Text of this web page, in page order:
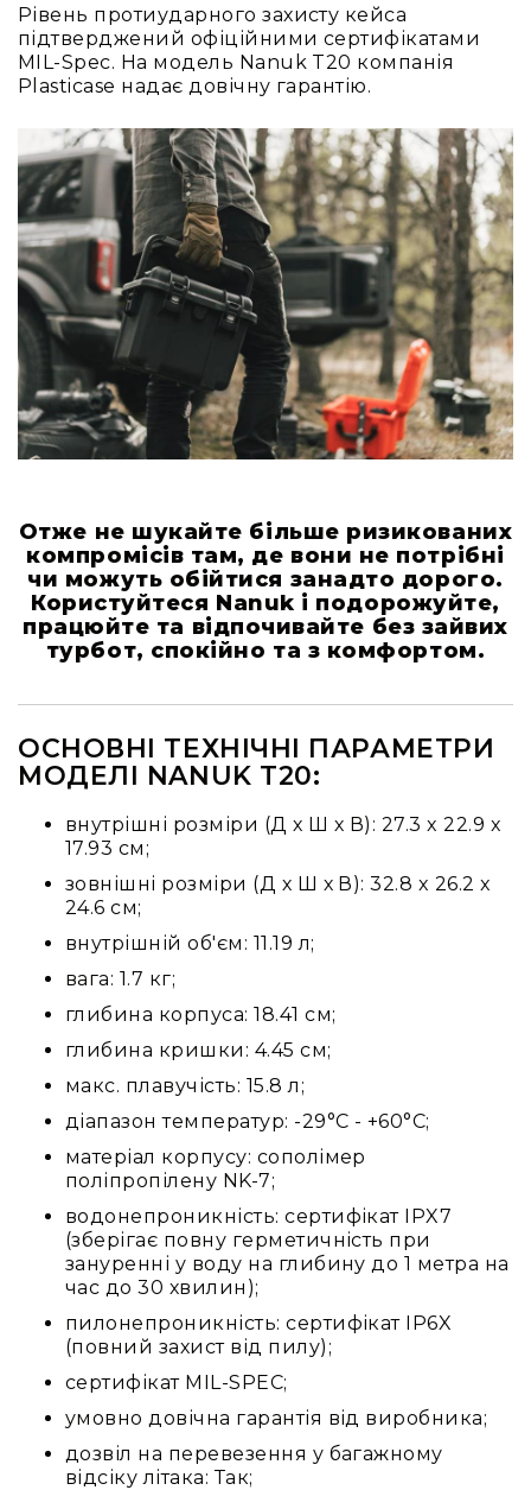
та
обробка
звуку
Мікшери
консолі
Аудіоінтерфейси
Процесори
та
кросовери
Сплітери,
суматори,
ді-
бокси
Аксесуари
та
компоненти
Програмне
забезпечення
Рекордери
Портативні
Стаціонарні
та
компоненти
ресівери/
Програвачі
вінілу
та
ЦАПи
підсилювачі
Док-
станції
Аксесуари
та
комплектуючі
Світло
Динамічне
світло
Прилади
LED
LED
мультиспектральні
Прилади
LED
Рівень протиударного захисту кейса
підтверджений офіційними сертифікатами
MIL-Spec. На модель Nanuk T20 компанія
Plasticase надає довічну гарантію.
Отже не шукайте більше ризикованих
компромісів там, де вони не потрібні
чи можуть обійтися занадто дорого.
Користуйтеся Nanuk і подорожуйте,
працюйте та відпочивайте без зайвих
турбот, спокійно та з комфортом.
ОСНОВНІ ТЕХНІЧНІ ПАРАМЕТРИ
МОДЕЛІ NANUK T20:
внутрішні розміри (Д х Ш х В): 27.3 x 22.9 x
17.93 см;
зовнішні розміри (Д х Ш х В): 32.8 x 26.2 x
24.6 см;
внутрішній об'єм: 11.19 л;
вага: 1.7 кг;
глибина корпуса: 18.41 см;
глибина кришки: 4.45 см;
макс. плавучість: 15.8 л;
діапазон температур: -29°C - +60°C;
матеріал корпусу: сополімер
поліпропілену NK-7;
водонепроникність: сертифікат IPX7
(зберігає повну герметичність при
зануренні у воду на глибину до 1 метра на
час до 30 хвилин);
пилонепроникність: сертифікат IP6X
(повний захист від пилу);
сертифікат MIL-SPEC;
умовно довічна гарантія від виробника;
дозвіл на перевезення у багажному
відсіку літака: Так;